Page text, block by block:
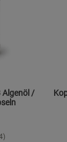
Algenöl /